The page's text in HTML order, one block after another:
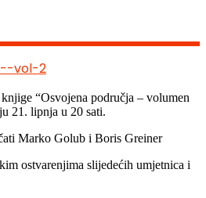
“Osvojena područja – volumen
21. lipnja u 20 sati.
Marko Golub i Boris Greiner
ostvarenjima slijedećih umjetnica i